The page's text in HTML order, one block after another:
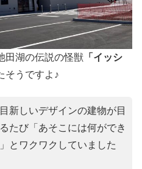
田湖の伝説の怪獣 「イッシ
そうですよ♪
新しいデザインの建物が目
たび「あそこには何ができ
とワクワクしていました